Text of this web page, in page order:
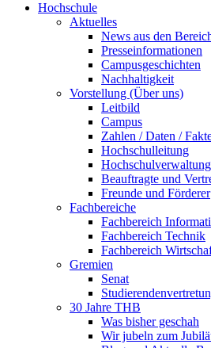
Hochschule
Aktuelles
News aus den
Presseinformationen
Campusgeschichten
Nachhaltigkeit
Vorstellung (Über uns)
Leitbild
Campus
Zahlen / Daten /
Hochschulleitung
Hochschulverwaltung
Beauftragte und
Freunde und Förderer
Fachbereiche
Fachbereich
Fachbereich Technik
Fachbereich
Gremien
Senat
30 Jahre THB
Was bisher geschah
Wir jubeln zum